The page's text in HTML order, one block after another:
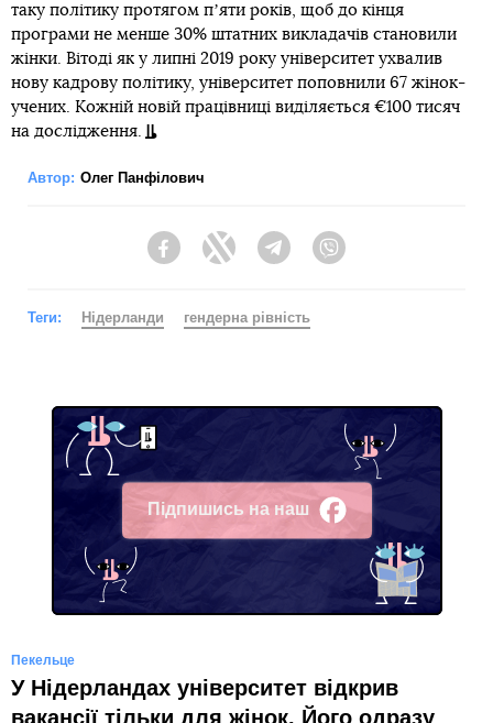
таку політику протягом пʼяти років, щоб до кінця
програми не менше 30% штатних викладачів становили
жінки. Вітоді як у липні 2019 року університет ухвалив
нову кадрову політику, університет поповнили 67 жінок-
учених. Кожній новій працівниці виділяється €100 тисяч
на дослідження.
Автор: Олег Панфілович
FacebookTwitter Telegram
Теги: Нідерланди гендерна рівність
Підпишись на наш
Facebook
Пекельце
У Нідерландах університет відкрив
вакансії тільки для жінок. Його одразу